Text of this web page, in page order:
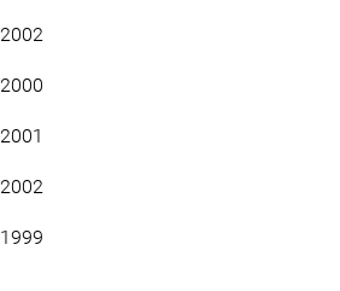
2002
2000
2001
2002
1999